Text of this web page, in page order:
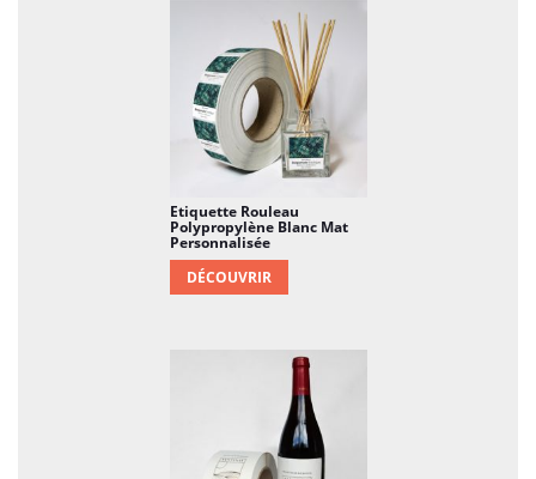
Etiquette Rouleau
Polypropylène Blanc Mat
Personnalisée
DÉCOUVRIR